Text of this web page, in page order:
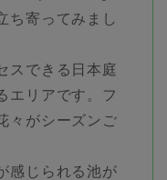
ち寄ってみまし
スできる日本庭
エリアです。フ
々がシーズンご
感じられる池が